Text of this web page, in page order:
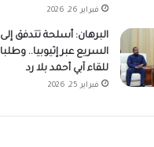
فبراير 26, 2026
البرهان: أسلحة تتدفق
السريع عبر إثيوبيا..
للقاء آبي أحمد بلا رد
فبراير 25, 2026